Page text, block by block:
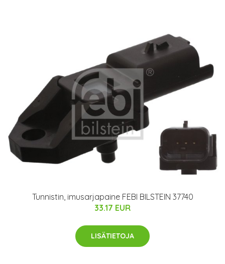
Tunnistin, imusarjapaine FEBI BILSTEIN 37740
33.17 EUR
LISÄTIETOJA